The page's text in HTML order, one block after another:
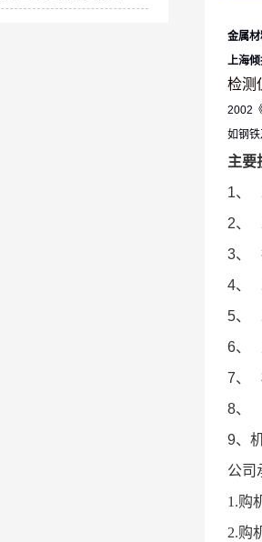
金属
上海
检测
2002
如钢
主要
1、
2、
3、
4、
5、
6、
7、
8、
9、
公司
1.购
2.购